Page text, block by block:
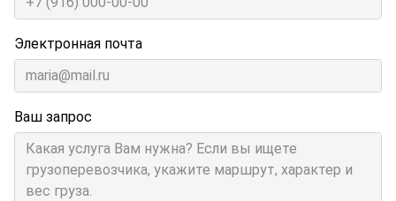
Электронная почта
Ваш запрос